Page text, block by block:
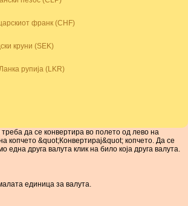
франк (CHF)
круни (SEK)
рупија (LKR)
да се конвертира во полето од лево на
копчето &quot;Конвертирај&quot; копчето. Да се
една друга валута клик на било која друга валута.
единица за валута.